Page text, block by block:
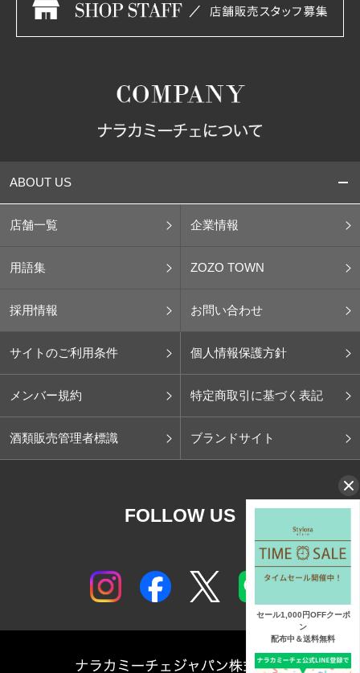
ABOUT US
店舗一覧 企業情報
用語集 ZOZO TOWN
採用情報 お問い合わせ
サイトのご利用条件 個人情報保護方針
メンバー規約 特定商取引に基づく表記
酒類販売管理者標識 ブランドサイト
FOLLOW US
セール1,000円OFFクーポ
ン
配布中＆送料無料